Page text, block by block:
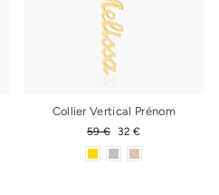
Collier Vertical Prénom
Prix
régulier
59 €
Prix
réduit
32 €